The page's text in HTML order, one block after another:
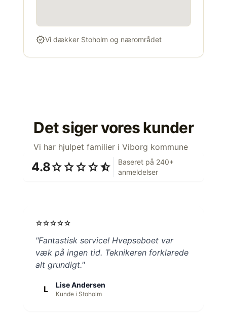
verifiedVi dækker Stoholm og nærområdet
Det siger vores kunder
Vi har hjulpet familier i Viborg kommune
4.8starstarstarstarstar_half
Baseret på 240+
anmeldelser
starstarstarstarstar
"Fantastisk service! Hvepseboet var
væk på ingen tid. Teknikeren forklarede
alt grundigt."
L Lise Andersen
Kunde i Stoholm